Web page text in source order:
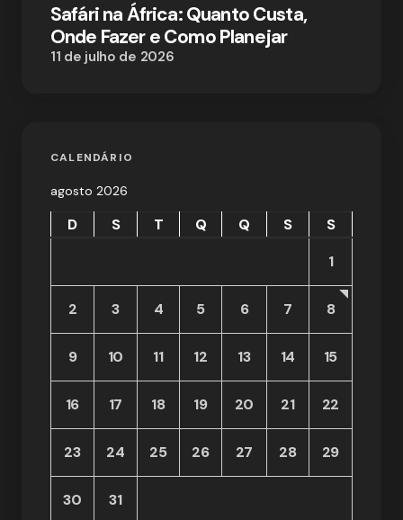
Safári na África: Quanto Custa,
Onde Fazer e Como Planejar
11 de julho de 2026
CALENDÁRIO
agosto 2026
D S T Q Q S
S
1
2 3 4 5 6 7 8
9 10 11 12 13 14 15
16 17 18 19 20 21 22
23 24 25 26 27 28 29
30 31